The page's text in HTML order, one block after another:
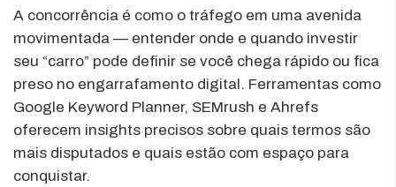
A concorrência é como o tráfego em uma avenida
movimentada — entender onde e quando investir
seu “carro” pode definir se você chega rápido ou fica
preso no engarrafamento digital. Ferramentas como
Google Keyword Planner, SEMrush e Ahrefs
oferecem insights precisos sobre quais termos são
mais disputados e quais estão com espaço para
conquistar.